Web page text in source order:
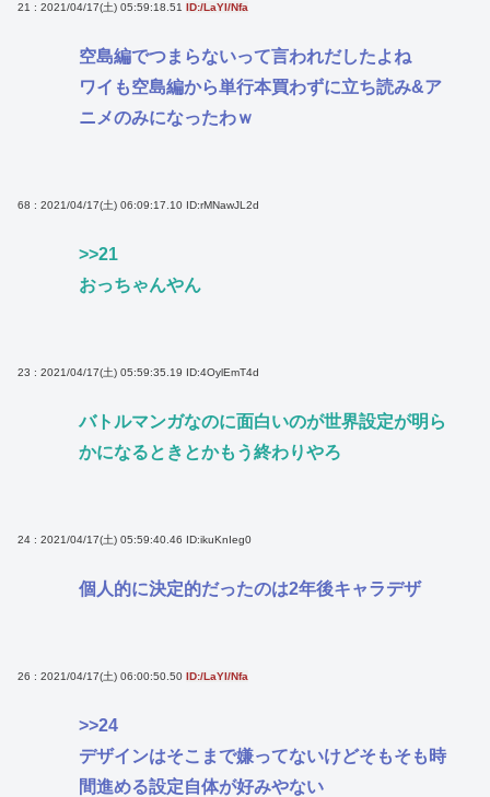
21 : 2021/04/17(土) 05:59:18.51 ID:/LaYI/Nfa
空島編でつまらないって言われだしたよね
ワイも空島編から単行本買わずに立ち読み&ア
ニメのみになったわｗ
68 : 2021/04/17(土) 06:09:17.10 ID:rMNawJL2d
>>21
おっちゃんやん
23 : 2021/04/17(土) 05:59:35.19 ID:4OylEmT4d
バトルマンガなのに面白いのが世界設定が明ら
かになるときとかもう終わりやろ
24 : 2021/04/17(土) 05:59:40.46 ID:ikuKnIeg0
個人的に決定的だったのは2年後キャラデザ
26 : 2021/04/17(土) 06:00:50.50 ID:/LaYI/Nfa
>>24
デザインはそこまで嫌ってないけどそもそも時
間進める設定自体が好みやない